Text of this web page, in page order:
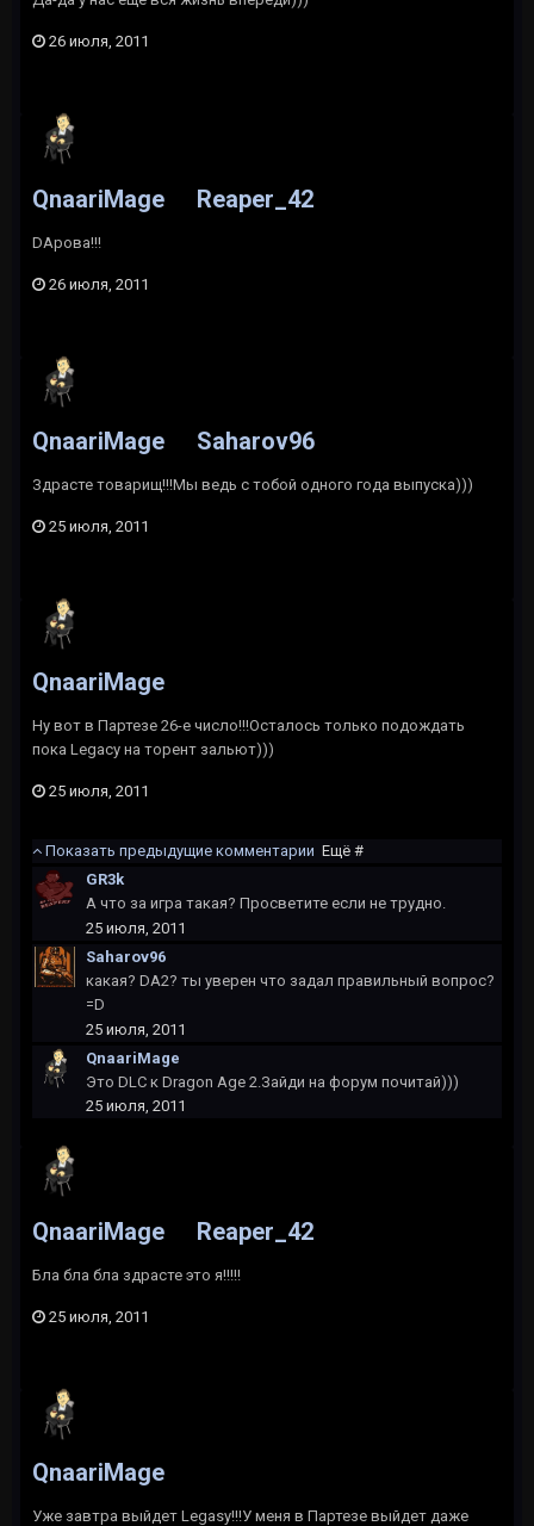
26 июля, 2011
QnaariMage Reaper_42
DAрова!!!
26 июля, 2011
QnaariMage Saharov96
Здрасте товарищ!!!Мы ведь с тобой одного года выпуска)))
25 июля, 2011
QnaariMage
Ну вот в Партезе 26-е число!!!Осталось только подождать
пока Legacy на торент зальют)))
25 июля, 2011
Показать предыдущие комментарии Ещё #
GR3k
А что за игра такая? Просветите если не трудно.
25 июля, 2011
Saharov96
какая? DA2? ты уверен что задал правильный вопрос?
=D
25 июля, 2011
QnaariMage
Это DLC к Dragon Age 2.Зайди на форум почитай)))
25 июля, 2011
QnaariMage Reaper_42
Бла бла бла здрасте это я!!!!!
25 июля, 2011
QnaariMage
Уже завтра выйдет Legasy!!!У меня в Партезе выйдет даже